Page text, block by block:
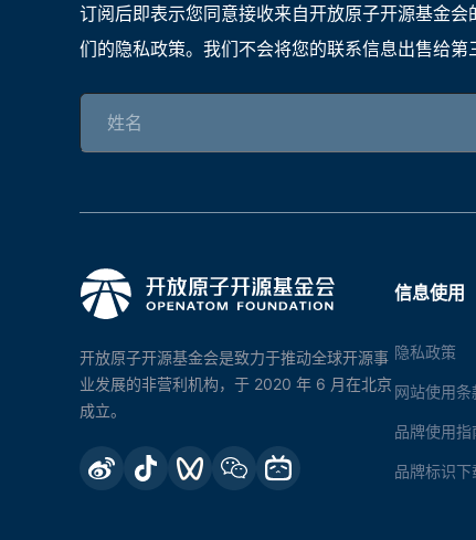
订阅后即表示您同意接收来自开放原子开源基金
们的隐私政策。我们不会将您的联系信息出售给第
开放原子开源基金会是致力于推动全球开源事
业发展的非营利机构，于 2020 年 6 月在北京
成立。
信息使用
隐私政策
网站使用条
品牌使用指
品牌标识下